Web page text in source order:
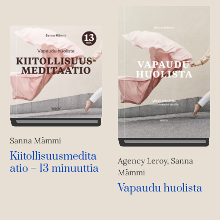
Sanna Mämmi
Kiitollisuusmedita
atio – 13 minuuttia
Agency Leroy, Sanna
Mämmi
Vapaudu huolista